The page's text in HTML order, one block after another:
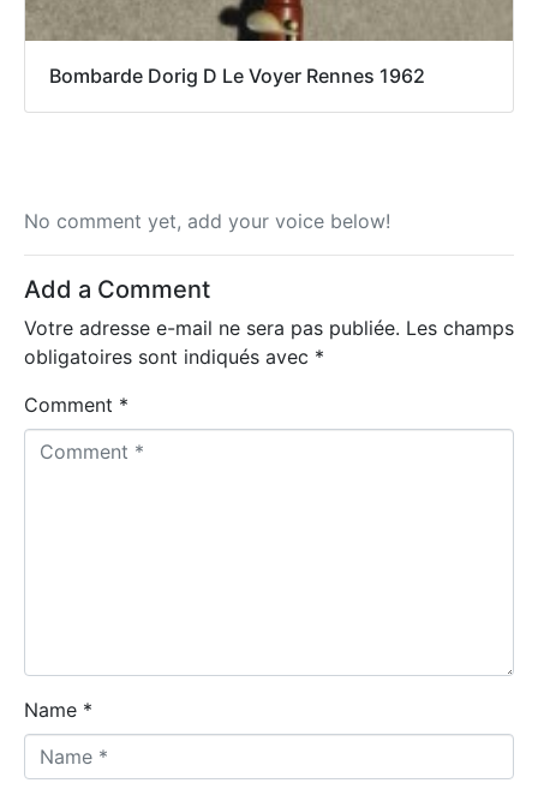
Bombarde Dorig D Le Voyer Rennes 1962
No comment yet, add your voice below!
Add a Comment
Votre adresse e-mail ne sera pas publiée. Les champs
obligatoires sont indiqués avec *
Comment *
Name *